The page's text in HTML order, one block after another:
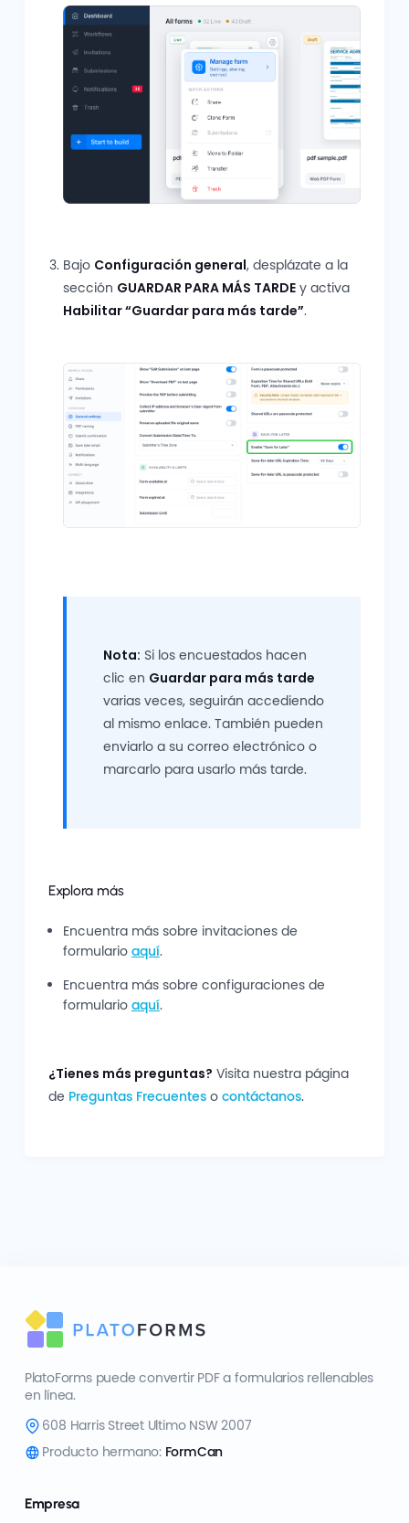
Bajo Configuración general, desplázate a la
sección GUARDAR PARA MÁS TARDEy activa
Habilitar “Guardar para más tarde”.
Nota: Si los encuestados hacen
clic en Guardar para más tarde
varias veces, seguirán accediendo
al mismo enlace. También pueden
enviarlo a su correo electrónico o
marcarlo para usarlo más tarde.
Explora más
Encuentra más sobre invitaciones de
formulario aquí.
Encuentra más sobre configuraciones de
formulario aquí.
¿Tienes más preguntas? Visita nuestra página
de Preguntas Frecuenteso contáctanos.
PlatoForms puede convertir PDF a formularios rellenables
en línea.
608 Harris Street Ultimo NSW 2007
Producto hermano: FormCan
Empresa